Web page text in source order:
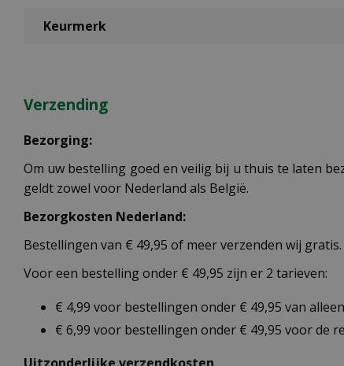
Keurmerk
Verzending
Bezorging:
Om uw bestelling goed en veilig bij u thuis te laten
geldt zowel voor Nederland als België.
Bezorgkosten Nederland:
Bestellingen van € 49,95 of meer verzenden wij gratis.
Voor een bestelling onder € 49,95 zijn er 2 tarieven:
€ 4,99 voor bestellingen onder € 49,95 van
€ 6,99 voor bestellingen onder € 49,95 voor de